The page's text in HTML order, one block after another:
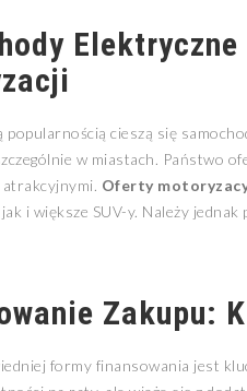
popularnością cieszą się
w miastach. Państwo
Oferty
i większe SUV-y. Należy
Zakupu:
formy finansowania jest